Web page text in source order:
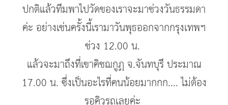
ปกติแล้วทีมพาไปวัดของเราจะมาช่วงวันธรรมดา
ค่ะ อย่างเช่นครั้งนี้เรามาวันพุธออกจากกรุงเทพฯ
ช่วง 12.00 น.
แล้วจะมาถึงที่เขาคิชฌกูฏ จ.จันทบุรี ประมาณ
17.00 น. ซึ่งเป็นอะไรที่คนน้อยมากกก.... ไม่ต้อง